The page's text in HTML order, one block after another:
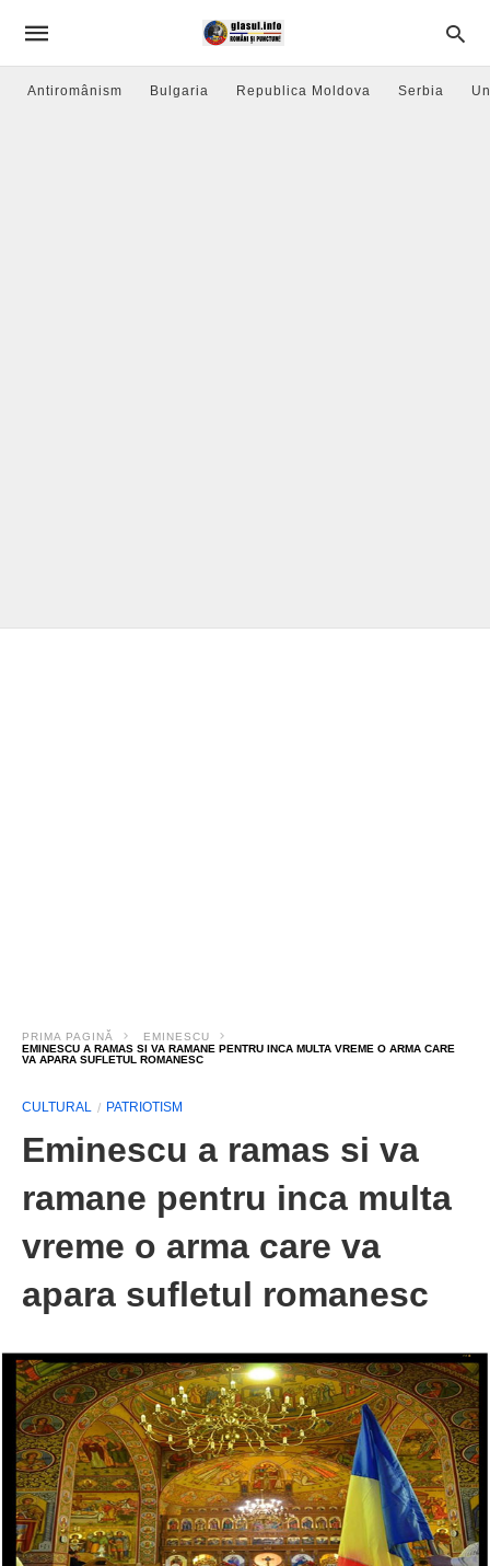
Antiromânism Bulgaria Republica Moldova Serbia
PRIMA PAGINĂ
EMINESCU
EMINESCU A RAMAS SI VA RAMANE PENTRU INCA MULTA VREME O ARMA CARE
VA APARA SUFLETUL ROMANESC
CULTURAL PATRIOTISM
Eminescu a ramas si va
ramane pentru inca multa
vreme o arma care va
apara sufletul romanesc